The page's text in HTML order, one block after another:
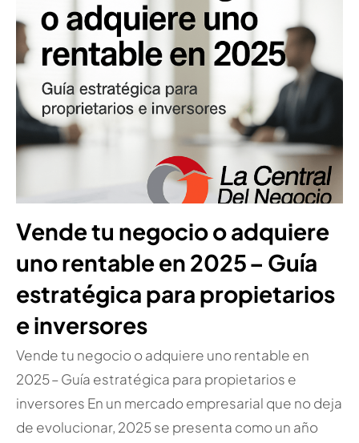
Vende tu negocio o adquiere
uno rentable en 2025 – Guía
estratégica para propietarios
e inversores
Vende tu negocio o adquiere uno rentable en
2025 – Guía estratégica para propietarios e
inversores En un mercado empresarial que no deja
de evolucionar, 2025 se presenta como un año